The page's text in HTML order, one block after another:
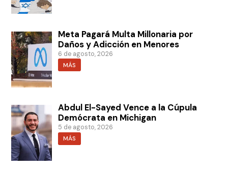
Meta Pagará Multa Millonaria por
Daños y Adicción en Menores
6 de agosto, 2026
MÁS
Abdul El-Sayed Vence a la Cúpula
Demócrata en Michigan
5 de agosto, 2026
MÁS